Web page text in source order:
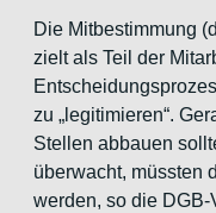
Die Mitbestimmung
zielt als Teil der
zu „legitimieren“.
Stellen abbauen
überwacht, müssten
werden, so die